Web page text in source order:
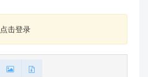
点击登录